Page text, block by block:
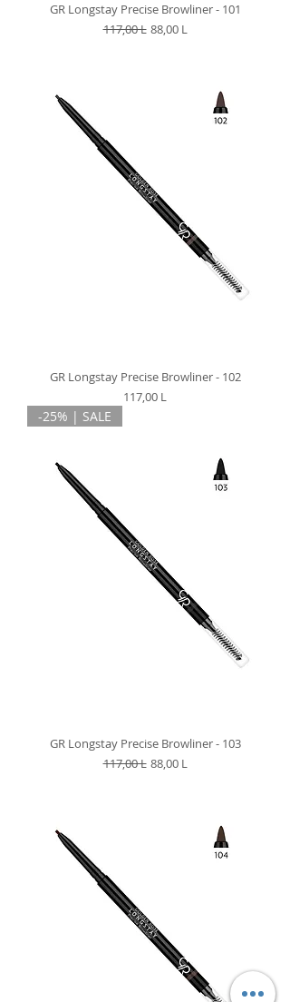
GR Longstay Precise Browliner - 101
Preț normal
117,00 L Preț redus
88,00 L
GR Longstay Precise Browliner - 102
Preț
117,00 L
-25% | SALE
GR Longstay Precise Browliner - 103
Preț normal
117,00 L Preț redus
88,00 L